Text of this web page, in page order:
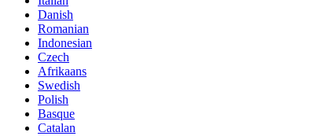
Danish
Romanian
Indonesian
Czech
Afrikaans
Swedish
Polish
Basque
Catalan